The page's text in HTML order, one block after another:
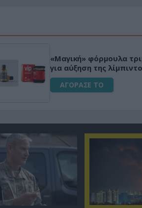
«Μαγική» φόρμουλα
για αύξηση της λίμπιντο
ΑΓΟΡΑΣΕ ΤΟ